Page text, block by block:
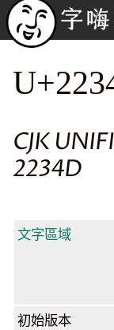
CJK
2234D
文字區域
初始版本